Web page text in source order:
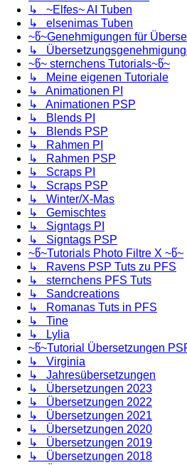
↳ ~Elfes~ AI Tuben
↳ elsenimas Tuben
~წ~Genehmigungen für
↳
~წ~ sternchens Tutorials~წ~
↳ Meine eigenen Tutoriale
↳ Animationen PI
↳ Animationen PSP
↳ Blends PI
↳ Blends PSP
↳ Rahmen PI
↳ Rahmen PSP
↳ Scraps PI
↳ Scraps PSP
↳ Winter/X-Mas
↳ Gemischtes
↳ Signtags PI
↳ Signtags PSP
~წ~Tutorials Photo Filtre X ~წ~
↳ Ravens PSP Tuts zu PFS
↳ sternchens PFS Tuts
↳ Sandcreations
↳ Romanas Tuts in PFS
↳ Tine
↳ Lylia
~წ~Tutorial Übersetzungen
↳ Virginia
↳ Jahresübersetzungen
↳ Übersetzungen 2023
↳ Übersetzungen 2022
↳ Übersetzungen 2021
↳ Übersetzungen 2020
↳ Übersetzungen 2019
↳ Übersetzungen 2018